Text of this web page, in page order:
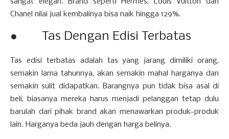
Chanel nilai jual kembalinya bisa naik hingga 129%.
● Tas Dengan Edisi Terbatas
Tas edisi terbatas adalah tas yang jarang dimiliki orang,
semakin lama tahunnya, akan semakin mahal harganya dan
semakin sulit didapatkan. Barangnya pun tidak bisa asal di
beli, biasanya mereka harus menjadi pelanggan tetap dulu
barulah dari pihak brand akan menawarkan produk-produk
lain. Harganya beda jauh dengan harga belinya.